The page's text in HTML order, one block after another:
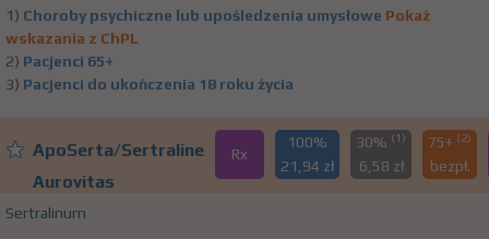
1) Choroby psychiczne lub upośledzenia umysłowe Pokaż
wskazania z ChPL
2) Pacjenci 65+
3) Pacjenci do ukończenia 18 roku życia
ApoSerta/Sertraline
Aurovitas
Rx
100%
21,94 zł
30% (1)
6,58 zł
75+ (2)
bezpł.
Sertralinum